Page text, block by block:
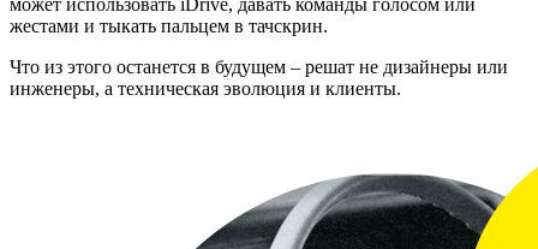
жестами и тыкать пальцем в тачскрин.
Что из этого останется в будущем – решат не дизайнеры или
инженеры, а техническая эволюция и клиенты.